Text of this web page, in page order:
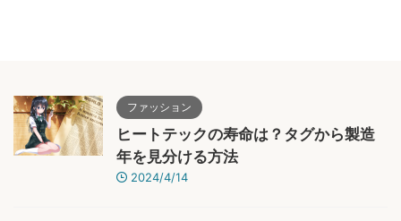
ファッション
ヒートテックの寿命は？タグから製造
年を見分ける方法
2024/4/14